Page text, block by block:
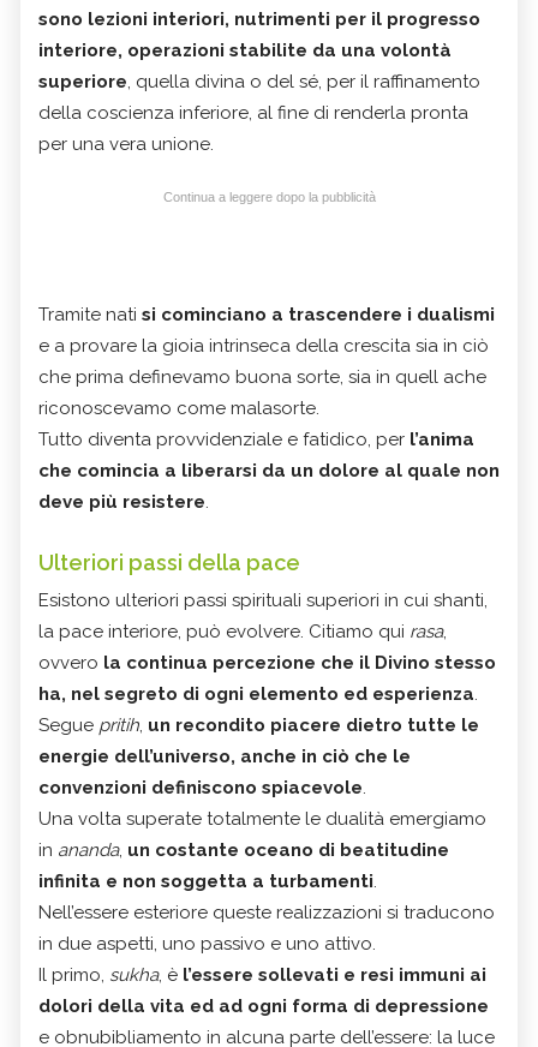
sono lezioni interiori, nutrimenti per il progresso
interiore, operazioni stabilite da una volontà
superiore, quella divina o del sé, per il raffinamento
della coscienza inferiore, al fine di renderla pronta
per una vera unione.
Continua a leggere dopo la pubblicità
Tramite nati si cominciano a trascendere i dualismi
e a provare la gioia intrinseca della crescita sia in ciò
che prima definevamo buona sorte, sia in quell ache
riconoscevamo come malasorte.
Tutto diventa provvidenziale e fatidico, per l’anima
che comincia a liberarsi da un dolore al quale non
deve più resistere.
Ulteriori passi della pace
Esistono ulteriori passi spirituali superiori in cui shanti,
la pace interiore, può evolvere. Citiamo qui rasa,
ovvero la continua percezione che il Divino stesso
ha, nel segreto di ogni elemento ed esperienza.
Segue pritih, un recondito piacere dietro tutte le
energie dell’universo, anche in ciò che le
convenzioni definiscono spiacevole.
Una volta superate totalmente le dualità emergiamo
in ananda, un costante oceano di beatitudine
infinita e non soggetta a turbamenti.
Nell’essere esteriore queste realizzazioni si traducono
in due aspetti, uno passivo e uno attivo.
Il primo, sukha, è l’essere sollevati e resi immuni ai
dolori della vita ed ad ogni forma di depressione
e obnubibliamento in alcuna parte dell’essere: la luce